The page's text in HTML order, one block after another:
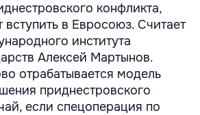
конфликта,
вступить в Евросоюз. Считает
института
Алексей Мартынов.
отрабатывается модель
приднестровского
если спецоперация по